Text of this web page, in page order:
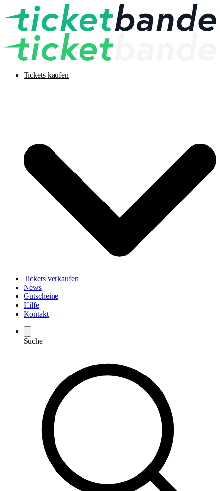
Tickets kaufen
Tickets verkaufen
News
Gutscheine
Hilfe
Kontakt
Suche